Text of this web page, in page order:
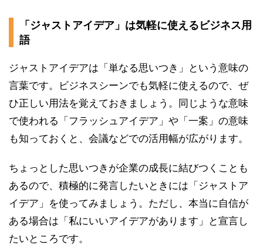
「ジャストアイデア」は気軽に使えるビジネス用
語
ジャストアイデアは「単なる思いつき」という意味の
言葉です。ビジネスシーンでも気軽に使えるので、ぜ
ひ正しい用法を覚えておきましょう。同じような意味
で使われる「フラッシュアイデア」や「一案」の意味
も知っておくと、会議などでの活用幅が広がります。
ちょっとした思いつきが企業の成長に結びつくことも
あるので、積極的に発言したいときには「ジャストア
イデア」を使ってみましょう。ただし、本当に自信が
ある場合は「私にいいアイデアがあります」と宣言し
たいところです。